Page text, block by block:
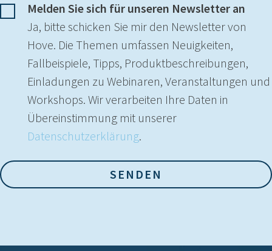
Melden Sie sich für unseren Newsletter an
Ja, bitte schicken Sie mir den Newsletter von
Hove. Die Themen umfassen Neuigkeiten,
Fallbeispiele, Tipps, Produktbeschreibungen,
Einladungen zu Webinaren, Veranstaltungen und
Workshops. Wir verarbeiten Ihre Daten in
Übereinstimmung mit unserer
Datenschutzerklärung.